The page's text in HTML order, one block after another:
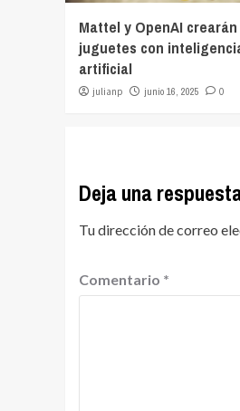
Mattel y OpenAI crearán
juguetes con
artificial
julianp junio 16, 2025 0
Deja una
Tu dirección de correo
Comentario *